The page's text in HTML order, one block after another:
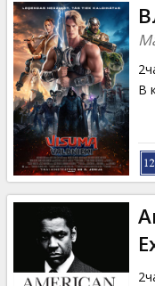
Подарки
Кинозакуски
B2B
Клуб
В